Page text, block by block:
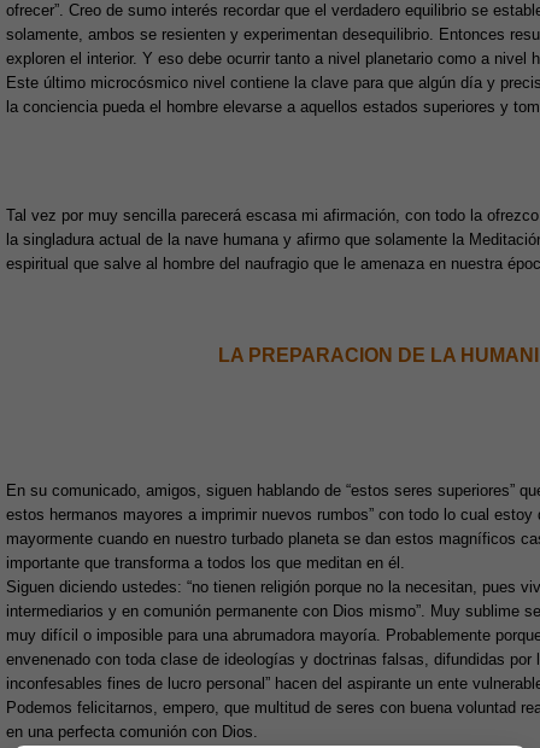
ofrecer”. Creo de sumo interés recordar que el verdadero equilibrio se
solamente, ambos se resienten y experimentan desequilibrio. Entonces
exploren el interior. Y eso debe ocurrir tanto a nivel planetario como a nivel
Este último microcósmico nivel contiene la clave para que algún día y
la conciencia pueda el hombre elevarse a aquellos estados superiores y
Tal vez por muy sencilla parecerá escasa mi afirmación, con todo la
la singladura actual de la nave humana y afirmo que solamente la
espiritual que salve al hombre del naufragio que le amenaza en nuestra
LA PREPARACION DE LA
En su comunicado, amigos, siguen hablando de “estos seres superiores”
estos hermanos mayores a imprimir nuevos rumbos” con todo lo cual
mayormente cuando en nuestro turbado planeta se dan estos magníficos
importante que transforma a todos los que meditan en él.
Siguen diciendo ustedes: “no tienen religión porque no la necesitan, pues
intermediarios y en comunión permanente con Dios mismo”. Muy sublime
muy difícil o imposible para una abrumadora mayoría. Probablemente
envenenado con toda clase de ideologías y doctrinas falsas, difundidas
inconfesables fines de lucro personal” hacen del aspirante un ente
Podemos felicitarnos, empero, que multitud de seres con buena voluntad
en una perfecta comunión con Dios.